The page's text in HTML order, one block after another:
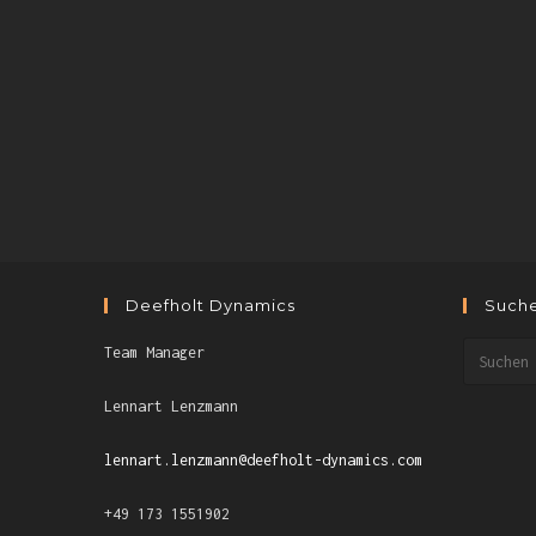
Deefholt Dynamics
Team Manager
Lennart Lenzmann
lennart.lenzmann@deefholt-dynamics.com
+49 173 1551902